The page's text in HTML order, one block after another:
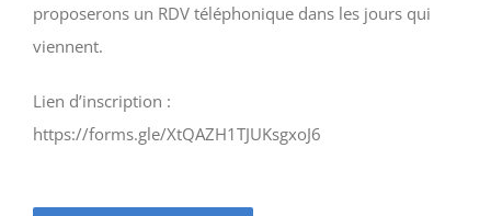
proposerons un RDV téléphonique dans les jours qui
viennent.
Lien d’inscription :
https://forms.gle/XtQAZH1TJUKsgxoJ6